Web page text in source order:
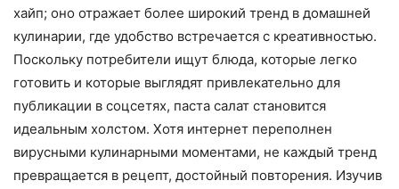
хайп; оно отражает более широкий тренд в домашней
кулинарии, где удобство встречается с креативностью.
Поскольку потребители ищут блюда, которые легко
готовить и которые выглядят привлекательно для
публикации в соцсетях, паста салат становится
идеальным холстом. Хотя интернет переполнен
вирусными кулинарными моментами, не каждый тренд
превращается в рецепт, достойный повторения. Изучив